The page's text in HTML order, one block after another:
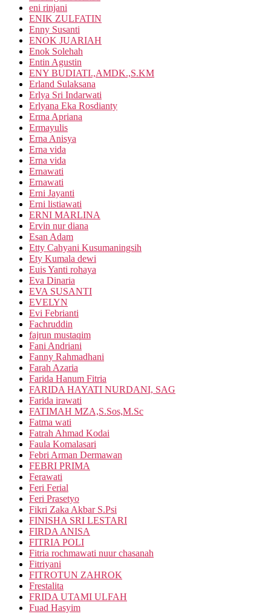
eni rinjani
ENIK ZULFATIN
Enny Susanti
ENOK JUARIAH
Enok Solehah
Entin Agustin
ENY BUDIATI.,AMDK.,S.KM
Erland Sulaksana
Erlya Sri Indarwati
Erlyana Eka Rosdianty
Erma Apriana
Ermayulis
Erna Anisya
Erna vida
Erna vida
Ernawati
Ernawati
Erni Jayanti
Erni listiawati
ERNI MARLINA
Ervin nur diana
Esan Adam
Etty Cahyani Kusumaningsih
Ety Kumala dewi
Euis Yanti rohaya
Eva Dinaria
EVA SUSANTI
EVELYN
Evi Febrianti
Fachruddin
fajrun mustaqim
Fani Andriani
Fanny Rahmadhani
Farah Azaria
Farida Hanum Fitria
FARIDA HAYATI NURDANI, SAG
Farida irawati
FATIMAH MZA,S.Sos,M.Sc
Fatma wati
Fatrah Ahmad Kodai
Faula Komalasari
Febri Arman Dermawan
FEBRI PRIMA
Ferawati
Feri Ferial
Feri Prasetyo
Fikri Zaka Akbar S.Psi
FINISHA SRI LESTARI
FIRDA ANISA
FITRIA POLI
Fitria rochmawati nuur chasanah
Fitriyani
FITROTUN ZAHROK
Frestalita
FRIDA UTAMI ULFAH
Fuad Hasyim